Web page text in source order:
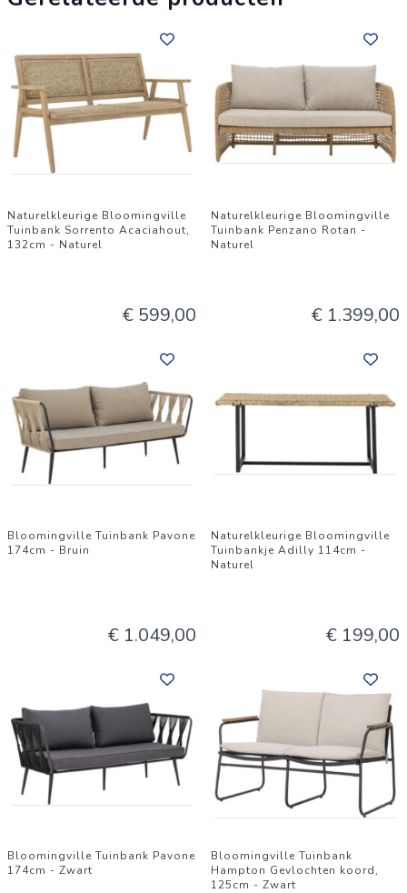
belastbaar gewicht: 320 * Gewicht: 23
Naturelkleurige Bloomingville
Tuinbank Sorrento Acaciahout,
132cm - Naturel
€ 599,00
Naturelkleurige Bloomingville
Tuinbank Penzano Rotan -
Naturel
€ 1.399,00
Bloomingville Tuinbank Pavone
174cm - Bruin
€ 1.049,00
Naturelkleurige Bloomingville
Tuinbankje Adilly 114cm -
Naturel
€ 199,00
Bloomingville Tuinbank Pavone
174cm - Zwart
Bloomingville Tuinbank
Hampton Gevlochten koord,
125cm - Zwart